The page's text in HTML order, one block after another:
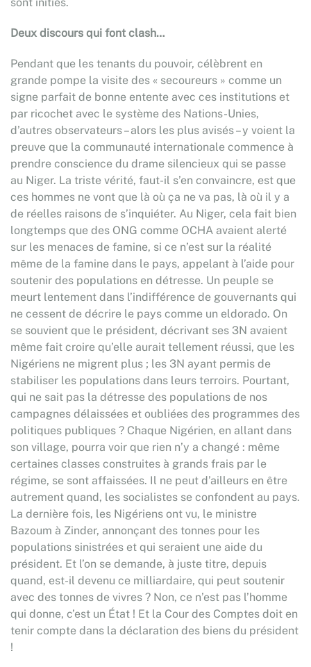
Deux discours qui font clash…
Pendant que les tenants du pouvoir, célèbrent en
grande pompe la visite des « secoureurs » comme un
signe parfait de bonne entente avec ces institutions et
par ricochet avec le système des Nations-Unies,
d’autres observateurs – alors les plus avisés – y voient la
preuve que la communauté internationale commence à
prendre conscience du drame silencieux qui se passe
au Niger. La triste vérité, faut-il s’en convaincre, est que
ces hommes ne vont que là où ça ne va pas, là où il y a
de réelles raisons de s’inquiéter. Au Niger, cela fait bien
longtemps que des ONG comme OCHA avaient alerté
sur les menaces de famine, si ce n’est sur la réalité
même de la famine dans le pays, appelant à l’aide pour
soutenir des populations en détresse. Un peuple se
meurt lentement dans l’indifférence de gouvernants qui
ne cessent de décrire le pays comme un eldorado. On
se souvient que le président, décrivant ses 3N avaient
même fait croire qu’elle aurait tellement réussi, que les
Nigériens ne migrent plus ; les 3N ayant permis de
stabiliser les populations dans leurs terroirs. Pourtant,
qui ne sait pas la détresse des populations de nos
campagnes délaissées et oubliées des programmes des
politiques publiques ? Chaque Nigérien, en allant dans
son village, pourra voir que rien n’y a changé : même
certaines classes construites à grands frais par le
régime, se sont affaissées. Il ne peut d’ailleurs en être
autrement quand, les socialistes se confondent au pays.
La dernière fois, les Nigériens ont vu, le ministre
Bazoum à Zinder, annonçant des tonnes pour les
populations sinistrées et qui seraient une aide du
président. Et l’on se demande, à juste titre, depuis
quand, est-il devenu ce milliardaire, qui peut soutenir
avec des tonnes de vivres ? Non, ce n’est pas l’homme
qui donne, c’est un État ! Et la Cour des Comptes doit en
tenir compte dans la déclaration des biens du président
!